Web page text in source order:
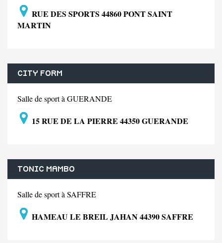
RUE DES SPORTS 44860 PONT SAINT
MARTIN
CITY FORM
Salle de sport à GUERANDE
15 RUE DE LA PIERRE 44350 GUERANDE
TONIC MAMBO
Salle de sport à SAFFRE
HAMEAU LE BREIL JAHAN 44390 SAFFRE